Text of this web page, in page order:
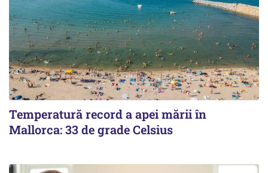
Temperatură record a apei mării în
Mallorca: 33 de grade Celsius